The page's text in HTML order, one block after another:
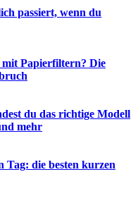
passiert, wenn du
mit Papierfiltern? Die
du das richtige Modell
mehr
Tag: die besten kurzen